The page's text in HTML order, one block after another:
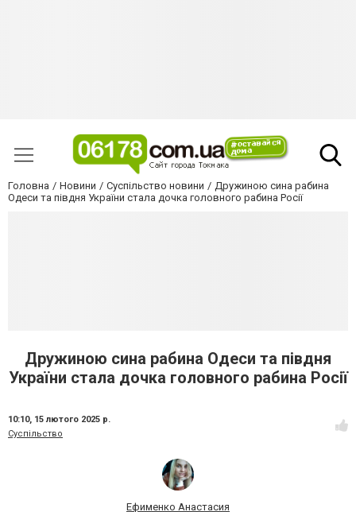
Головна Новини Суспільство новини
Дружиною сина рабина
Одеси та півдня України стала дочка головного рабина Росії
Дружиною сина рабина Одеси та півдня
України стала дочка головного рабина Росії
10:10, 15 лютого 2025 р.
Суспільство
Ефименко Анастасия